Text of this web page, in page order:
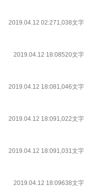
2019.04.12 02:271,038文字
2019.04.12 18:08520文字
2019.04.12 18:081,046文字
2019.04.12 18:091,022文字
2019.04.12 18:091,031文字
2019.04.12 18:09638文字